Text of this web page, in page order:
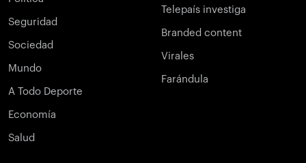
Seguridad
Sociedad
Mundo
A Todo Deporte
Economía
Salud
Telepaís investiga
Branded content
Virales
Farándula